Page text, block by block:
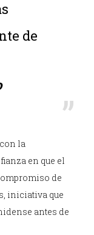
de
la
en que el
de
iniciativa que
antes de